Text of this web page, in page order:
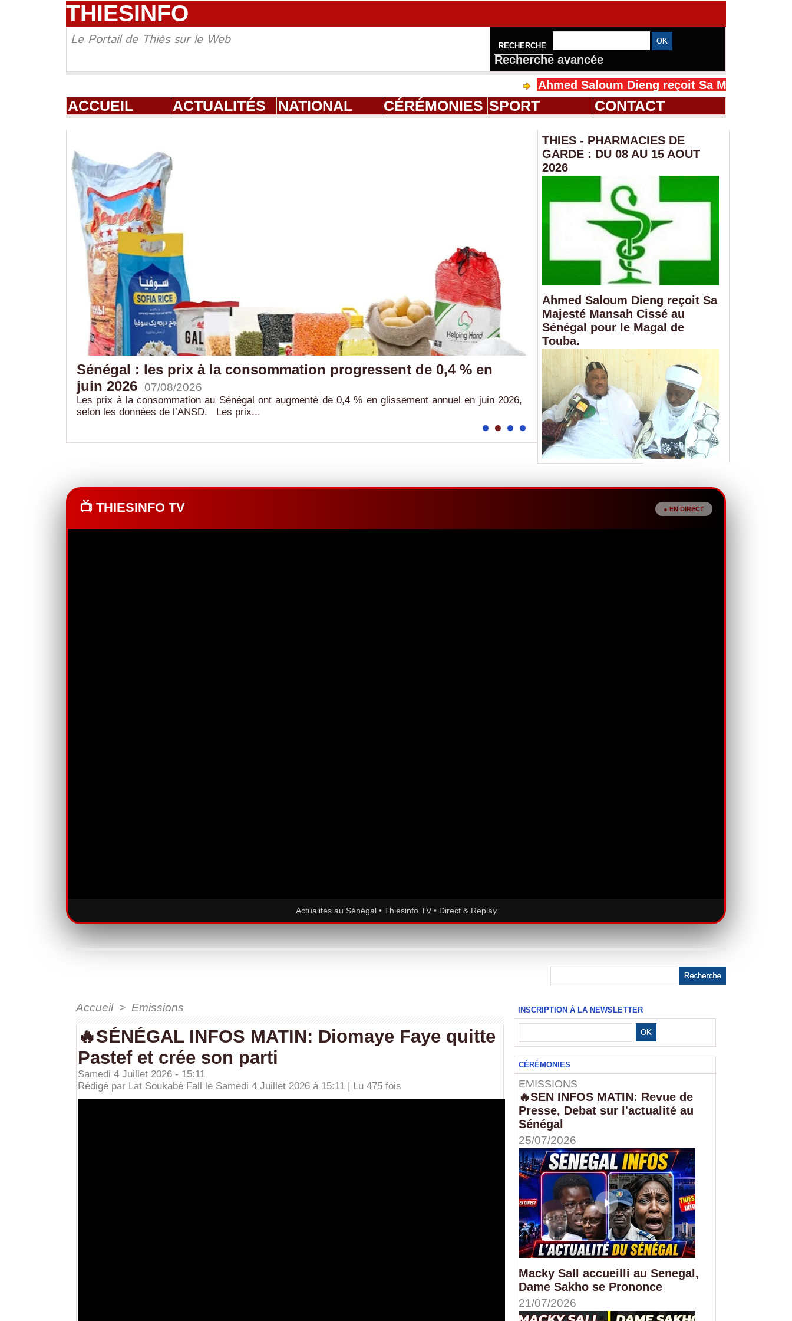
THIESINFO
Le Portail de Thiès sur le Web RECHERCHE
Recherche avancée
Ahmed Saloum Dieng reçoit Sa Majesté Mansah Cissé
ACCUEIL ACTUALITÉS NATIONAL CÉRÉMONIES SPORT CONTACT
Sénégal : les prix à la consommation progressent de 0,4 % en
juin 2026 07/08/2026
Les prix à la consommation au Sénégal ont augmenté de 0,4 % en glissement annuel en juin 2026,
selon les données de l’ANSD. Les prix...
Alerte sur les réserves de sang : le
13 poches disponibles 07/08/2026
Les réserves de sang du CNTS sont à un niveau
disponibles pour répondre aux urgences...
THIES - PHARMACIES DE
GARDE : DU 08 AU 15 AOUT
2026
Ahmed Saloum Dieng reçoit Sa
Majesté Mansah Cissé au
Sénégal pour le Magal de
Touba.
📺 THIESINFO TV ● EN DIRECT
Actualités au Sénégal • Thiesinfo TV • Direct & Replay
Accueil > Emissions
🔥SÉNÉGAL INFOS MATIN: Diomaye Faye quitte
Pastef et crée son parti
Samedi 4 Juillet 2026 - 15:11
Rédigé par Lat Soukabé Fall le Samedi 4 Juillet 2026 à 15:11 | Lu 475 fois
INSCRIPTION À LA NEWSLETTER
CÉRÉMONIES
EMISSIONS
🔥SEN INFOS MATIN: Revue de
Presse, Debat sur l'actualité au
Sénégal
25/07/2026
Macky Sall accueilli au Senegal,
Dame Sakho se Prononce
21/07/2026